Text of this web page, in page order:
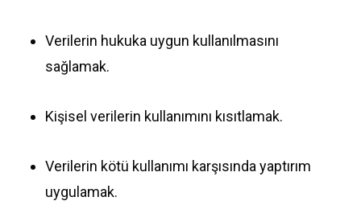
Verilerin hukuka uygun kullanılmasını
sağlamak.
Kişisel verilerin kullanımını kısıtlamak.
Verilerin kötü kullanımı karşısında yaptırım
uygulamak.